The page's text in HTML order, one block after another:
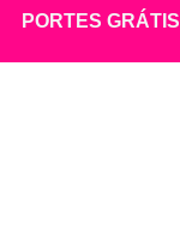
PORTES